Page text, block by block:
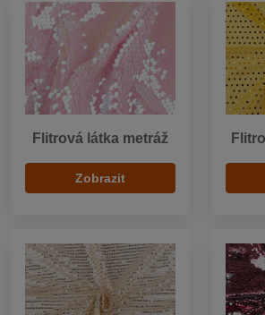
Flitrová látka metráž
Zobrazit